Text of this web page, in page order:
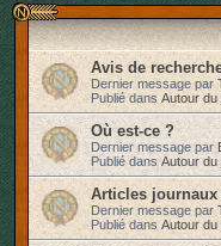
Avis de
Dernier message par
Publié dans Autour du
Où est-ce ?
Dernier message par
Publié dans Autour du
Articles journaux
Dernier message par
Publié dans Autour du